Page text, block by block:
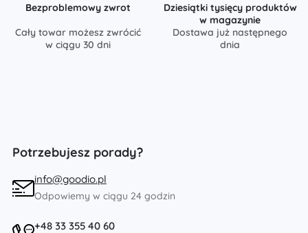
Bezproblemowy zwrot
Cały towar możesz zwrócić
w ciągu 30 dni
Dziesiątki tysięcy produktów
w magazynie
Dostawa już następnego
dnia
Potrzebujesz porady?
info@goodio.pl
Odpowiemy w ciągu 24 godzin
+48 33 355 40 60